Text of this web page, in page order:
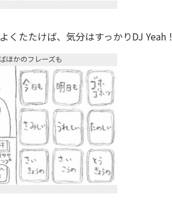
たたけば、気分はすっかりDJ Yeah！
ほかのフレーズも